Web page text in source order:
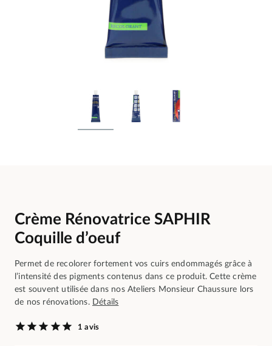
Crème Rénovatrice SAPHIR
Coquille d’oeuf
Permet de recolorer fortement vos cuirs endommagés grâce à
l’intensité des pigments contenus dans ce produit. Cette crème
est souvent utilisée dans nos Ateliers Monsieur Chaussure lors
de nos rénovations. Détails
1 avis